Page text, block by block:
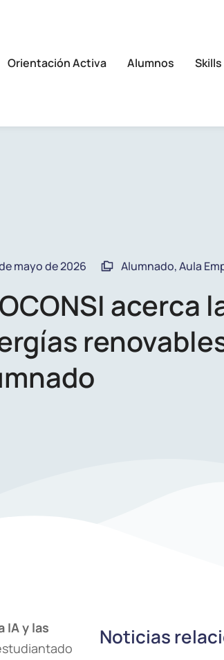
Orientación Activa Alumnos
mayo de 2026 Alumnado,Aula
acerca
IA y las
Noticias